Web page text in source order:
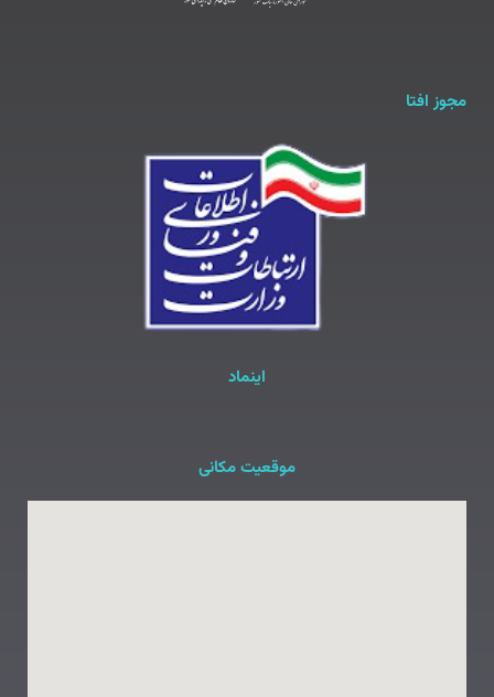
مجوز افتا
اینماد
موقعیت مکانی